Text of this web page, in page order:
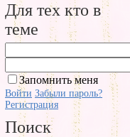
Для тех кто в
теме
Запомнить меня
Войти Забыли пароль?
Регистрация
Поиск